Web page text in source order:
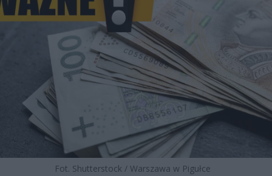
Fot. Shutterstock / Warszawa w Pigułce